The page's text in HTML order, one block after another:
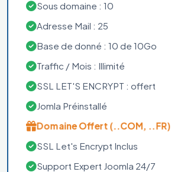
Sous domaine : 10
Adresse Mail : 25
Base de donné : 10 de 10Go
Traffic / Mois : Illimité
SSL LET'S ENCRYPT : offert
Jomla Préinstallé
Domaine Offert (..COM, ..FR)
SSL Let's Encrypt Inclus
Support Expert Joomla 24/7